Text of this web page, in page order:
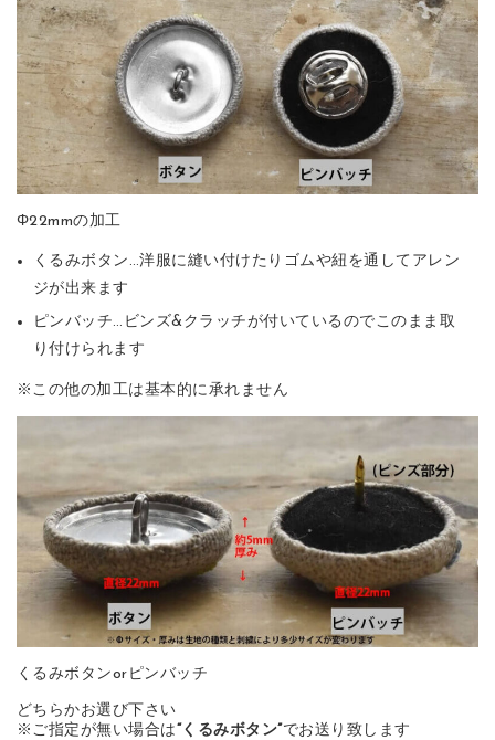
Φ22mmの加工
くるみボタン…洋服に縫い付けたりゴムや紐を通してアレン
ジが出来ます
ピンバッチ…ビンズ&クラッチが付いているのでこのまま取
り付けられます
※この他の加工は基本的に承れません
くるみボタンorピンバッチ
どちらかお選び下さい
※ご指定が無い場合は“くるみボタン”でお送り致します